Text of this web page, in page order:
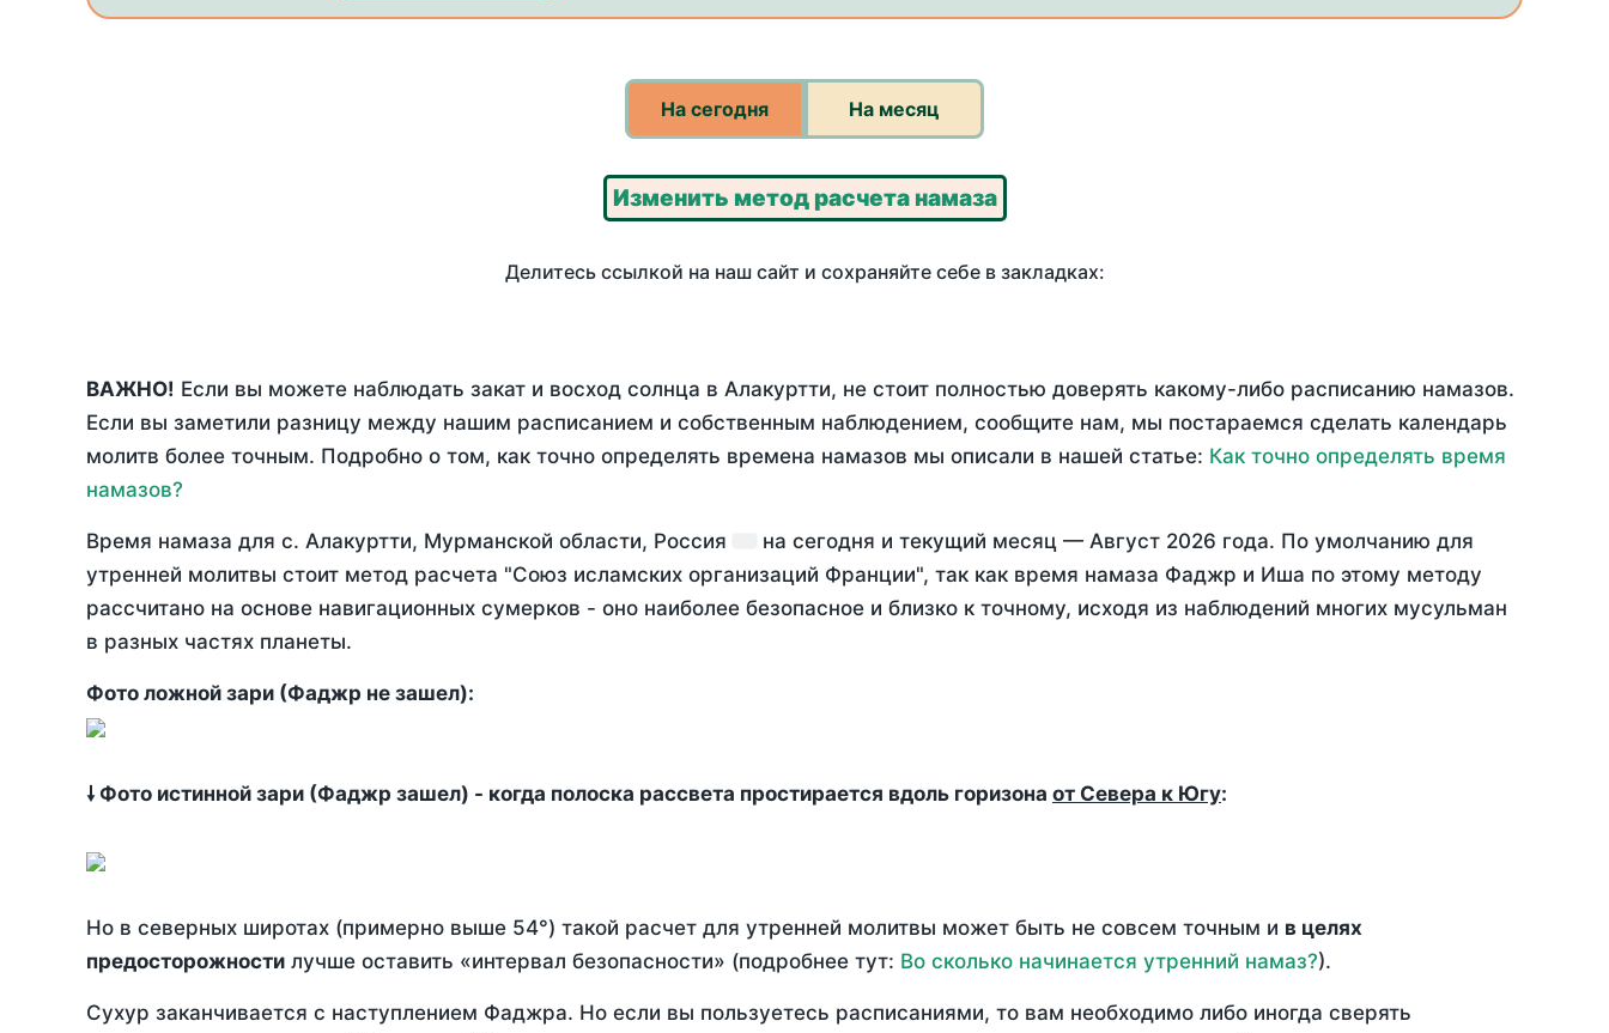
На сегодня На месяц
Изменить метод расчета намаза
Делитесь ссылкой на наш сайт и сохраняйте себе в закладках:
ВАЖНО! Если вы можете наблюдать закат и восход солнца в Алакуртти, не стоит полностью доверять какому-либо расписанию намазов.
Если вы заметили разницу между нашим расписанием и собственным наблюдением, сообщите нам, мы постараемся сделать календарь
молитв более точным. Подробно о том, как точно определять времена намазов мы описали в нашей статье: Как точно определять время
намазов?
Время намаза для с. Алакуртти, Мурманской области, Россия на сегодня и текущий месяц — Август 2026 года. По умолчанию для
утренней молитвы стоит метод расчета "Союз исламских организаций Франции", так как время намаза Фаджр и Иша по этому методу
рассчитано на основе навигационных сумерков - оно наиболее безопасное и близко к точному, исходя из наблюдений многих мусульман
в разных частях планеты.
Фото ложной зари (Фаджр не зашел):
🠗 Фото истинной зари (Фаджр зашел) - когда полоска рассвета простирается вдоль горизона от Севера к Югу:
Но в северных широтах (примерно выше 54°) такой расчет для утренней молитвы может быть не совсем точным и в целях
предосторожности лучше оставить «интервал безопасности» (подробнее тут: Во сколько начинается утренний намаз?).
Сухур заканчивается с наступлением Фаджра. Но если вы пользуетесь расписаниями, то вам необходимо либо иногда сверять